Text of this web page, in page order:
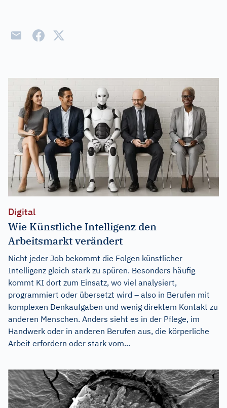
Digital
Wie Künstliche Intelligenz den
Arbeitsmarkt verändert
Nicht jeder Job bekommt die Folgen künstlicher
Intelligenz gleich stark zu spüren. Besonders häufig
kommt KI dort zum Einsatz, wo viel analysiert,
programmiert oder übersetzt wird – also in Berufen mit
komplexen Denkaufgaben und wenig direktem Kontakt zu
anderen Menschen. Anders sieht es in der Pflege, im
Handwerk oder in anderen Berufen aus, die körperliche
Arbeit erfordern oder stark vom...